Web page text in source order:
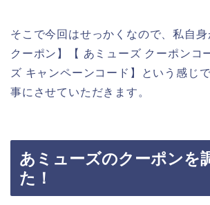
そこで今回はせっかくなので、私自
クーポン】【 あミューズ クーポンコ
ズ キャンペーンコード】という感じ
事にさせていただきます。
あミューズのクーポンを
た！